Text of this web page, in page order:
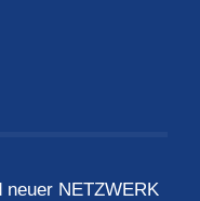
NETZWERK